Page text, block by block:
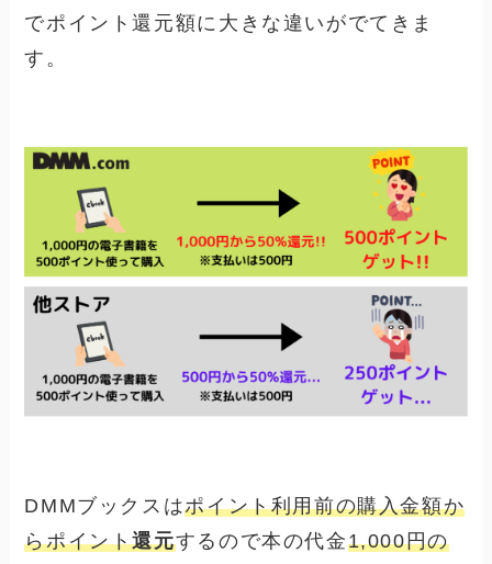
でポイント還元額に大きな違いがでてきま
す。
DMMブックスはポイント利用前の購入金額か
らポイント還元するので本の代金1,000円の